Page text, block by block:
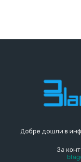
Добре дошли в
За